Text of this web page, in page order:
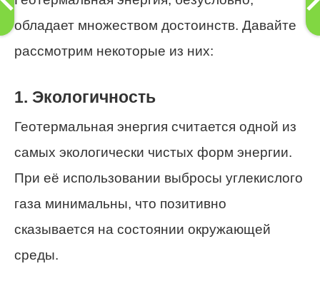
обладает множеством достоинств. Давайте
рассмотрим некоторые из них:
1. Экологичность
Геотермальная энергия считается одной из
самых экологически чистых форм энергии.
При её использовании выбросы углекислого
газа минимальны, что позитивно
сказывается на состоянии окружающей
среды.